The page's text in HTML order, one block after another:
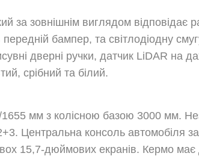
за зовнішнім виглядом
бампер, та світлодіодну
дверні ручки, датчик LiDAR на
срібний та білий.
1655 мм з колісною базою 3000 мм.
Центральна консоль автомобіля
15,7-дюймових екранів. Кермо